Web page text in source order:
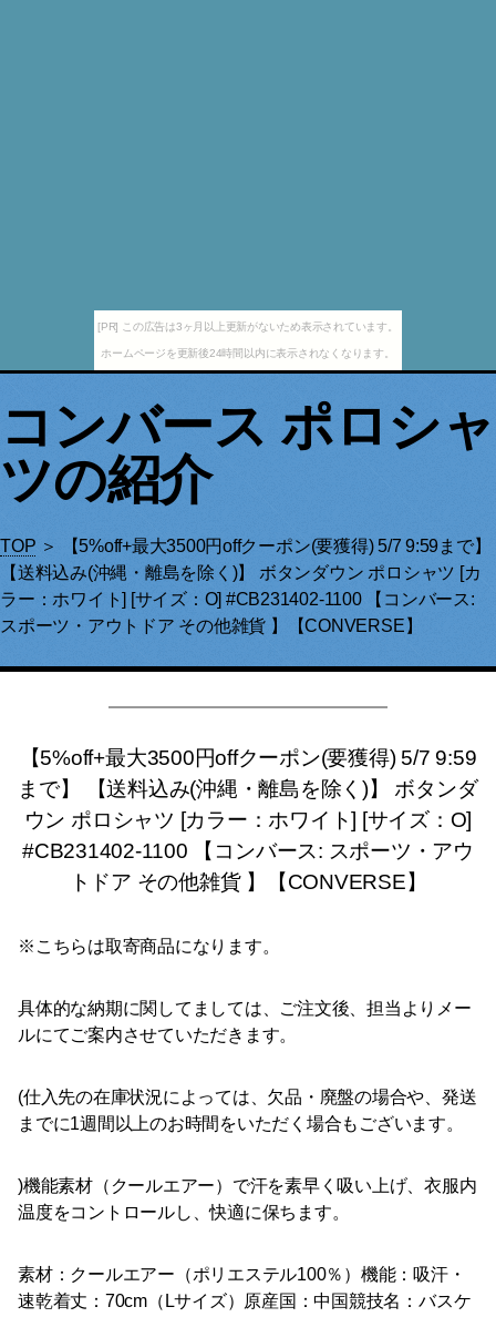
[PR] この広告は3ヶ月以上更新がないため表示されています。
ホームページを更新後24時間以内に表示されなくなります。
コンバース ポロシャ
ツの紹介
TOP ＞ 【5%off+最大3500円offクーポン(要獲得) 5/7 9:59まで】
【送料込み(沖縄・離島を除く)】 ボタンダウン ポロシャツ [カ
ラー：ホワイト] [サイズ：O] #CB231402-1100 【コンバース:
スポーツ・アウトドア その他雑貨 】【CONVERSE】
【5%off+最大3500円offクーポン(要獲得) 5/7 9:59
まで】 【送料込み(沖縄・離島を除く)】 ボタンダ
ウン ポロシャツ [カラー：ホワイト] [サイズ：O]
#CB231402-1100 【コンバース: スポーツ・アウ
トドア その他雑貨 】【CONVERSE】
※こちらは取寄商品になります。
具体的な納期に関してましては、ご注文後、担当よりメー
ルにてご案内させていただきます。
(仕入先の在庫状況によっては、欠品・廃盤の場合や、発送
までに1週間以上のお時間をいただく場合もございます。
)機能素材（クールエアー）で汗を素早く吸い上げ、衣服内
温度をコントロールし、快適に保ちます。
素材：クールエアー（ポリエステル100％）機能：吸汗・
速乾着丈：70cm（Lサイズ）原産国：中国競技名：バスケ